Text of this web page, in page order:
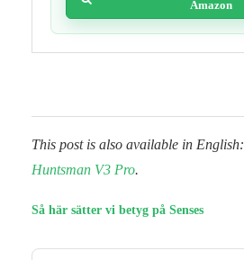
Amazon
This post is also available in English:
Huntsman V3 Pro.
Så här sätter vi betyg på Senses